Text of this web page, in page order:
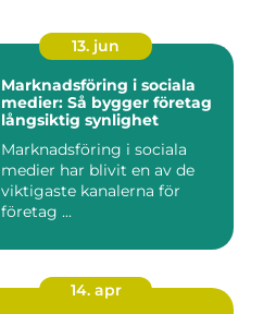
13. jun
Marknadsföring i sociala
medier: Så bygger företag
långsiktig synlighet
Marknadsföring i sociala
medier har blivit en av de
viktigaste kanalerna för
företag ...
14. apr